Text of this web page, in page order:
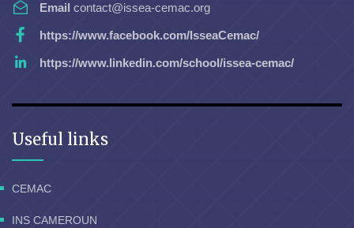
Email contact@issea-cemac.org
https://www.facebook.com/IsseaCemac/
https://www.linkedin.com/school/issea-cemac/
Useful links
CEMAC
INS CAMEROUN